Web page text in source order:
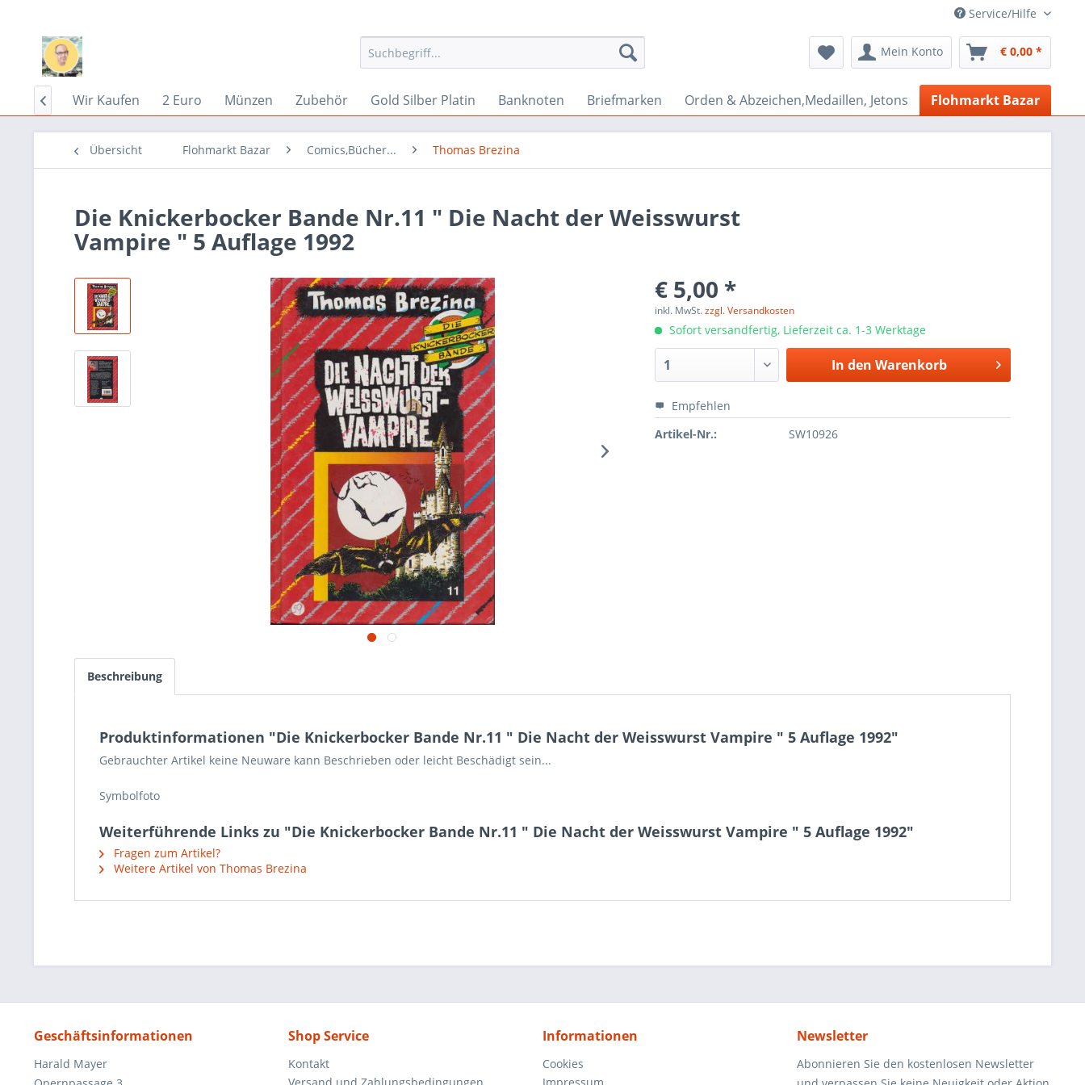
Service/Hilfe
Mein Konto € 0,00 *
Home Wir Kaufen 2 Euro Münzen Zubehör Gold Silber Platin Banknoten Briefmarken Orden & Abzeichen,Medaillen, Jetons Flohmarkt Bazar

Übersicht Flohmarkt Bazar Comics,Bücher... Thomas Brezina
Die Knickerbocker Bande Nr.11 " Die Nacht der Weisswurst
Vampire " 5 Auflage 1992
€ 5,00 *
inkl. MwSt.zzgl. Versandkosten
Sofort versandfertig, Lieferzeit ca. 1-3 Werktage
In den Warenkorb
Empfehlen
Artikel-Nr.:
SW10926
Beschreibung
Produktinformationen "Die Knickerbocker Bande Nr.11 " Die Nacht der Weisswurst Vampire " 5 Auflage 1992"
Gebrauchter Artikel keine Neuware kann Beschrieben oder leicht Beschädigt sein...
Symbolfoto
Weiterführende Links zu "Die Knickerbocker Bande Nr.11 " Die Nacht der Weisswurst Vampire " 5 Auflage 1992"
Fragen zum Artikel?
Weitere Artikel von Thomas Brezina
Geschäftsinformationen
Harald Mayer
Shop Service
Kontakt
Informationen
Cookies
Newsletter
Abonnieren Sie den kostenlosen Newsletter